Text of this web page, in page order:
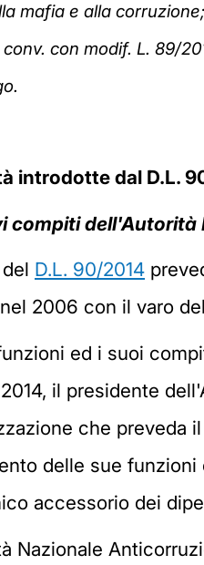
mafia e alla corruzione;
con modif. L. 89/
introdotte dal D.L.
compiti
D.L. 90/2014
2006 con il varo
ed i suoi
il presidente
che preveda
delle sue
accessorio dei
Nazionale